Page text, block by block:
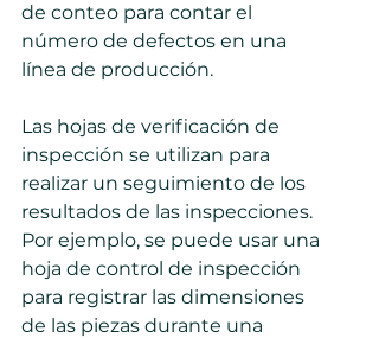
de conteo para contar el
número de defectos en una
línea de producción.
Las hojas de verificación de
inspección se utilizan para
realizar un seguimiento de los
resultados de las inspecciones.
Por ejemplo, se puede usar una
hoja de control de inspección
para registrar las dimensiones
de las piezas durante una